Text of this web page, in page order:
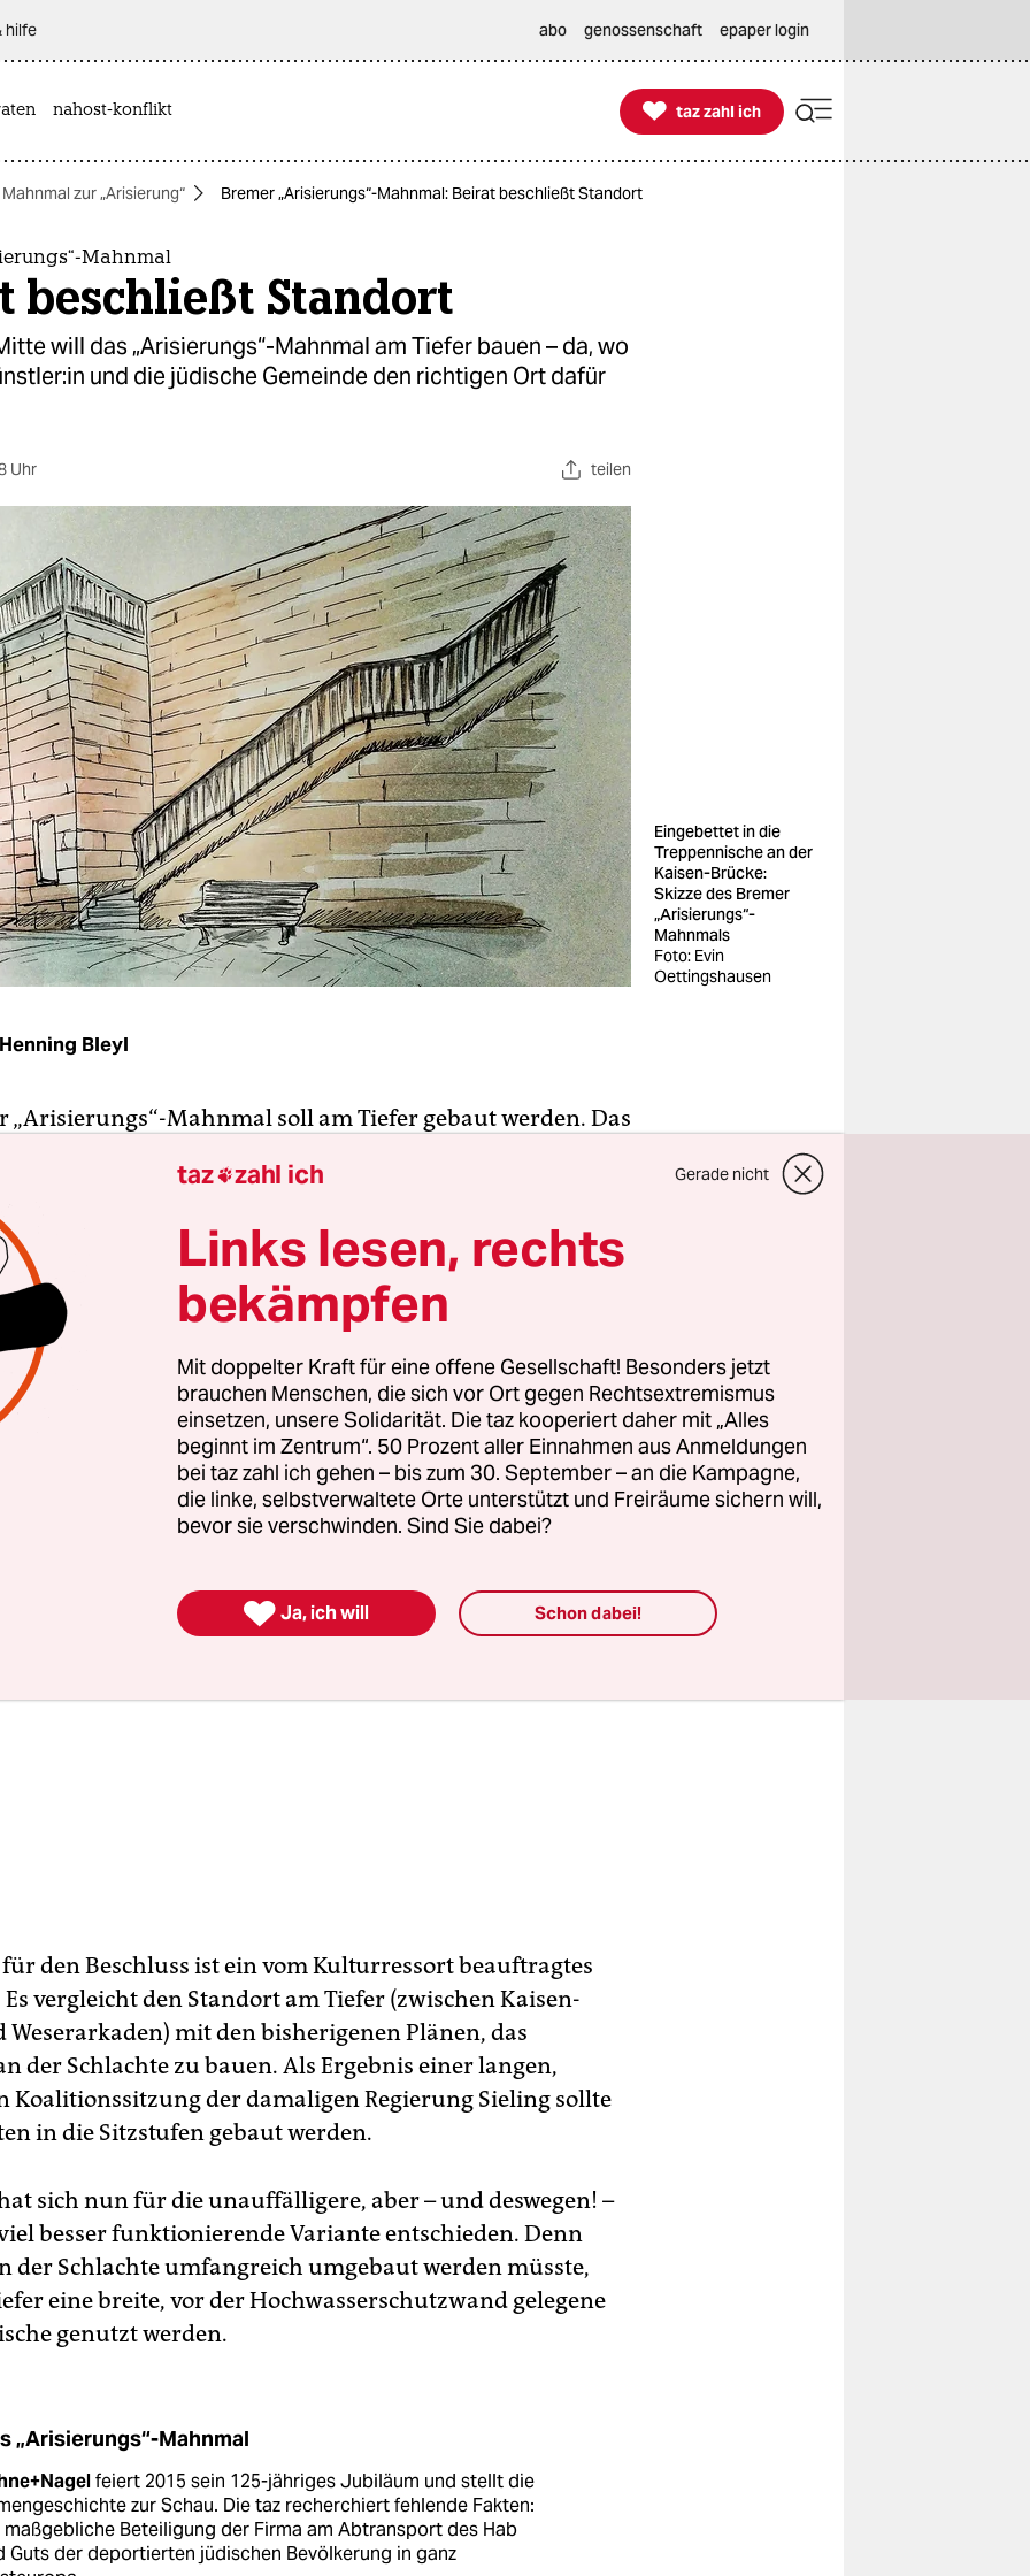
hilfe abo genossenschaft epaper login
nahost-konflikt 
taz zahl ich
taz zahl ich
zur „Arisierung“ Bremer „Arisierungs“-Mahnmal: Beirat beschließt Standort
Mahnmal
beschließt Standort
will das „Arisierungs“-Mahnmal am Tiefer bauen – da, wo
und die jüdische Gemeinde den richtigen Ort dafür
Uhr teilen
Eingebettet in die
Treppennische an der
Kaisen-Brücke:
Skizze des Bremer
„Arisierungs“-
Mahnmals
Foto: Evin
Oettingshausen
Henning Bleyl
„Arisierungs“-Mahnmal soll am Tiefer gebaut werden. Das
beschlossen. Da der Beschluss einstimmig erfolgte
von der FDP), ist er für den Gesamtbeirat
dem laut Ortgesetz wiederum die Standortwahl für
im öffentlichen Raum zusteht.
ausgedrückt: Die entscheidende Voraussetzung für
Verwirklichung des seit 2016 geplanten
ist nun geschaffen. Er soll die komplette
der jüdischen Bevölkerung Europas thematisieren, an
als Hafen- und Logistikstadt besonderen Anteil hatte.
den Beschluss ist ein vom Kulturressort beauftragtes
vergleicht den Standort am Tiefer (zwischen Kaisen-
Weserarkaden) mit den bisherigenen Plänen, das
der Schlachte zu bauen. Als Ergebnis einer langen,
Koalitionssitzung der damaligen Regierung Sieling sollte
in die Sitzstufen gebaut werden.
sich nun für die unauffälligere, aber – und deswegen! –
besser funktionierende Variante entschieden. Denn
der Schlachte umfangreich umgebaut werden müsste,
eine breite, vor der Hochwasserschutzwand gelegene
genutzt werden.
„Arisierungs“-Mahnmal
feiert 2015 sein 125-jähriges Jubiläum und stellt die
zur Schau. Die taz recherchiert fehlende Fakten:
maßgebliche Beteiligung der Firma am Abtransport des Hab
Guts der deportierten jüdischen Bevölkerung in ganz
taz zahl ich Gerade nicht
Links lesen, rechts
bekämpfen
Mit doppelter Kraft für eine offene Gesellschaft! Besonders jetzt
brauchen Menschen, die sich vor Ort gegen Rechtsextremismus
einsetzen, unsere Solidarität. Die taz kooperiert daher mit „Alles
beginnt im Zentrum“. 50 Prozent aller Einnahmen aus Anmeldungen
bei taz zahl ich gehen – bis zum 30. September – an die Kampagne,
die linke, selbstverwaltete Orte unterstützt und Freiräume sichern will,
bevor sie verschwinden. Sind Sie dabei?
 Ja, ich will Schon dabei!